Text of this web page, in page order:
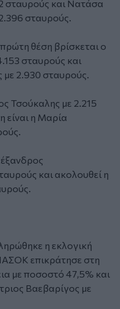
σταυρούς και Νατάσα
σταυρούς.
θέση βρίσκεται ο
σταυρούς και
με 2.930 σταυρούς.
Τσούκαλης με 2.215
είναι η Μαρία
και ακολουθεί η
η εκλογική
επικράτησε στη
με ποσοστό 47,5% και
Βαεβαρίγος με